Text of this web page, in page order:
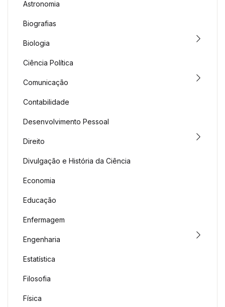
Astronomia
Biografias
Biologia
Ciência Política
Comunicação
Contabilidade
Desenvolvimento Pessoal
Direito
Divulgação e História da Ciência
Economia
Educação
Enfermagem
Engenharia
Estatística
Filosofia
Física